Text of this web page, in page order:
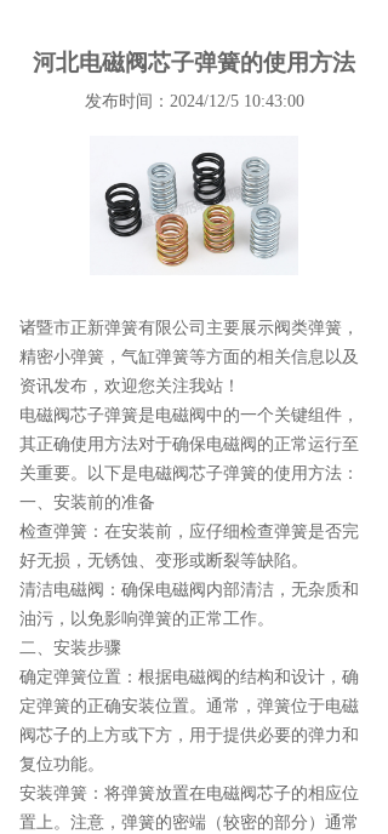
河北电磁阀芯子弹簧的使用方法
发布时间：2024/12/5 10:43:00
诸暨市正新弹簧有限公司主要展示阀类弹簧 ，
精密小弹簧，气缸弹簧等方面的相关信息以及
资讯发布，欢迎您关注我站！
电磁阀芯子弹簧是电磁阀中的一个关键组件，
其正确使用方法对于确保电磁阀的正常运行至
关重要。以下是电磁阀芯子弹簧的使用方法：
一、安装前的准备
检查弹簧：在安装前，应仔细检查弹簧是否完
好无损，无锈蚀、变形或断裂等缺陷。
清洁电磁阀：确保电磁阀内部清洁，无杂质和
油污，以免影响弹簧的正常工作。
二、安装步骤
确定弹簧位置：根据电磁阀的结构和设计，确
定弹簧的正确安装位置。通常，弹簧位于电磁
阀芯子的上方或下方，用于提供必要的弹力和
复位功能。
安装弹簧：将弹簧放置在电磁阀芯子的相应位
置上。注意，弹簧的密端（较密的部分）通常